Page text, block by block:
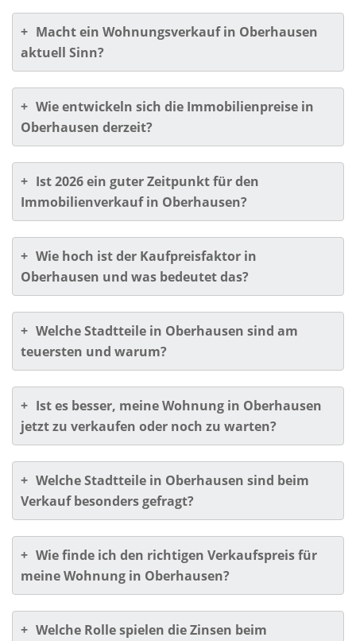
+ Macht ein Wohnungsverkauf in Oberhausen
aktuell Sinn?
+ Wie entwickeln sich die Immobilienpreise in
Oberhausen derzeit?
+ Ist 2026 ein guter Zeitpunkt für den
Immobilienverkauf in Oberhausen?
+ Wie hoch ist der Kaufpreisfaktor in
Oberhausen und was bedeutet das?
+ Welche Stadtteile in Oberhausen sind am
teuersten und warum?
+ Ist es besser, meine Wohnung in Oberhausen
jetzt zu verkaufen oder noch zu warten?
+ Welche Stadtteile in Oberhausen sind beim
Verkauf besonders gefragt?
+ Wie finde ich den richtigen Verkaufspreis für
meine Wohnung in Oberhausen?
+ Welche Rolle spielen die Zinsen beim